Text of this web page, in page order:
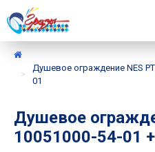
Душевое ограждение NES
01
Душевое
10051000-54-01